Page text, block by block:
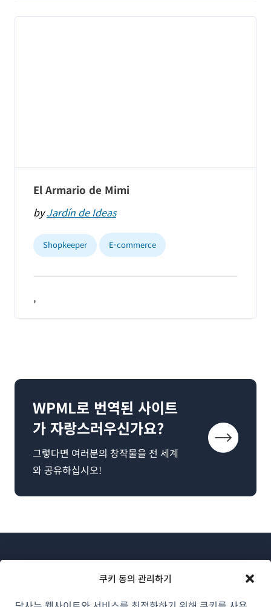
쿠키 동의 관리하기
El Armario de Mimi
byJardín de Ideas
Shopkeeper E-commerce
,
WPML로 번역된 사이트
가 자랑스러우신가요?
그렇다면 여러분의 창작물을 전 세계
와 공유하십시오!